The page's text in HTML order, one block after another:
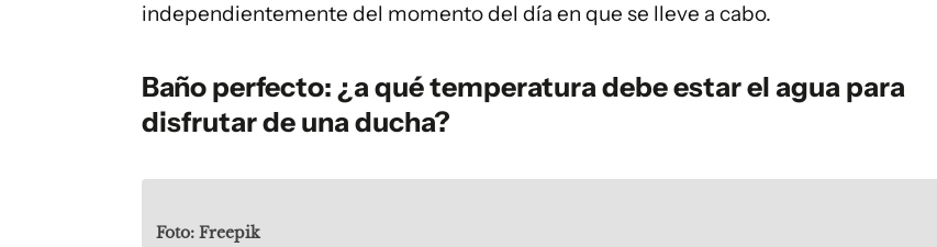
independientemente del momento del día en que se lleve a cabo.
Baño perfecto: ¿a qué temperatura debe estar el agua para
disfrutar de una ducha?
Foto: Freepik